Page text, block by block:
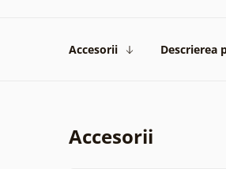
Accesorii Descrierea
Accesorii